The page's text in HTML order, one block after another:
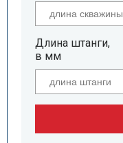
Длина штанги,
в мм